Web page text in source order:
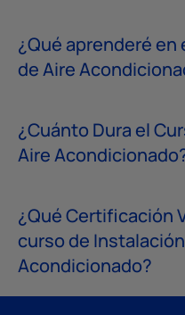
¿Qué aprenderé
de Aire
¿Cuánto Dura el
Aire
¿Qué Certificación
curso de
Acondicionado?